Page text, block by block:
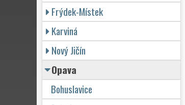
Frýdek-Místek
Karviná
Nový Jičín
Opava
Bohuslavice